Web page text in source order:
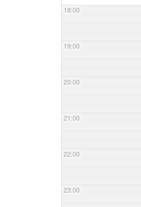
18:00
19:00
20:00
21:00
22:00
23:00